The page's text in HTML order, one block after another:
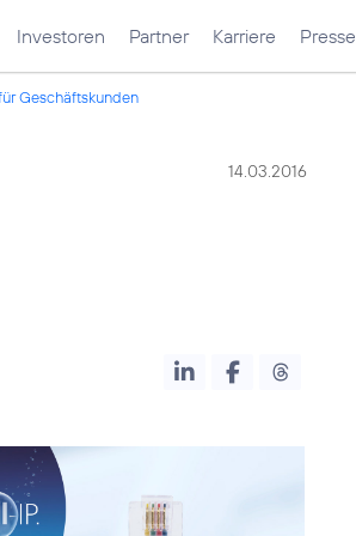
Investoren Partner Karriere Presse
Geschäftskunden
14.03.2016